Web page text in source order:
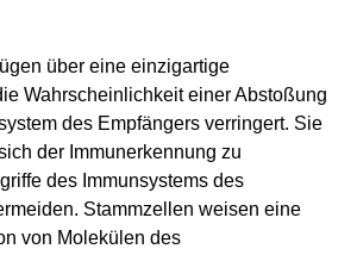
über eine einzigartige
Wahrscheinlichkeit einer Abstoßung
des Empfängers verringert. Sie
der Immunerkennung zu
des Immunsystems des
Stammzellen weisen eine
von Molekülen des